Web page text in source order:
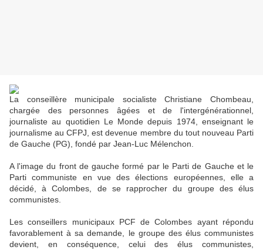
La conseillère municipale socialiste Christiane Chombeau,
chargée des personnes âgées et de l'intergénérationnel,
journaliste au quotidien Le Monde depuis 1974, enseignant le
journalisme au CFPJ, est devenue membre du tout nouveau Parti
de Gauche (PG), fondé par Jean-Luc Mélenchon.
A l'image du front de gauche formé par le Parti de Gauche et le
Parti communiste en vue des élections européennes, elle a
décidé, à Colombes, de se rapprocher du groupe des élus
communistes.
Les conseillers municipaux PCF de Colombes ayant répondu
favorablement à sa demande, le groupe des élus communistes
devient, en conséquence, celui des élus communistes,